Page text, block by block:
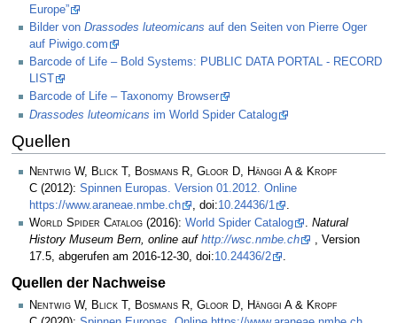
Europe”
Bilder von Drassodes luteomicans auf den Seiten von Pierre Oger
auf Piwigo.com
Barcode of Life – Bold Systems: PUBLIC DATA PORTAL - RECORD
LIST
Barcode of Life – Taxonomy Browser
Drassodes luteomicans im World Spider Catalog
Quellen
Nentwig W, Blick T, Bosmans R, Gloor D, Hänggi A & Kropf
C (2012): Spinnen Europas. Version 01.2012. Online
https://www.araneae.nmbe.ch
, doi:10.24436/1
.
World Spider Catalog (2016): World Spider Catalog . Natural
History Museum Bern, online auf http://wsc.nmbe.ch
, Version
17.5, abgerufen am 2016-12-30, doi:10.24436/2 .
Quellen der Nachweise
Nentwig W, Blick T, Bosmans R, Gloor D, Hänggi A & Kropf